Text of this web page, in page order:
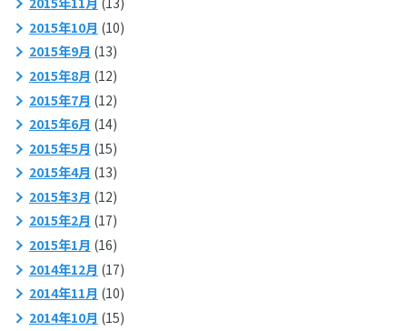
2015年10月 (10)
2015年9月 (13)
2015年8月 (12)
2015年7月 (12)
2015年6月 (14)
2015年5月 (15)
2015年4月 (13)
2015年3月 (12)
2015年2月 (17)
2015年1月 (16)
2014年12月 (17)
2014年11月 (10)
2014年10月 (15)